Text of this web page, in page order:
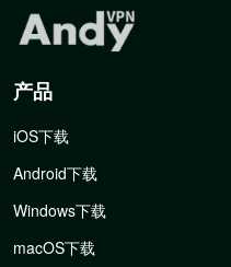
产品
iOS下载
Android下载
Windows下载
macOS下载